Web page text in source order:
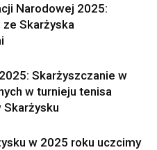
Narodowej 2025:
Skarżyska
Skarżyszczanie w
w turnieju tenisa
Skarżysku
w 2025 roku uczcimy